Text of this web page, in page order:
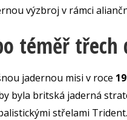
výzbroj v rámci
téměř třech
jadernou misi v roce
byla britská jaderná
střelami Trident.